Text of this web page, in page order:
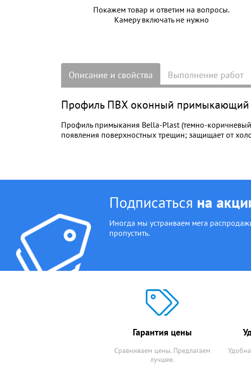
Покажем товар и ответим на вопросы.
Камеру включать не нужно
Описание и свойства Выполнение работ
Профиль ПВХ оконный примыкающий
Профиль примыкания Bella-Plast (темно-
появления поверхностных трещин; защищает от
Подписаться на
Иногда мы устраиваем мега
пропустить.
Гарантия цены
Сравниваем цены. Предлагаем
лучшее.